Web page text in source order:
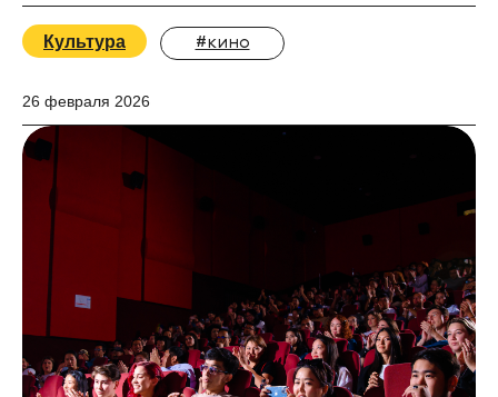
Культура #кино
26 февраля 2026